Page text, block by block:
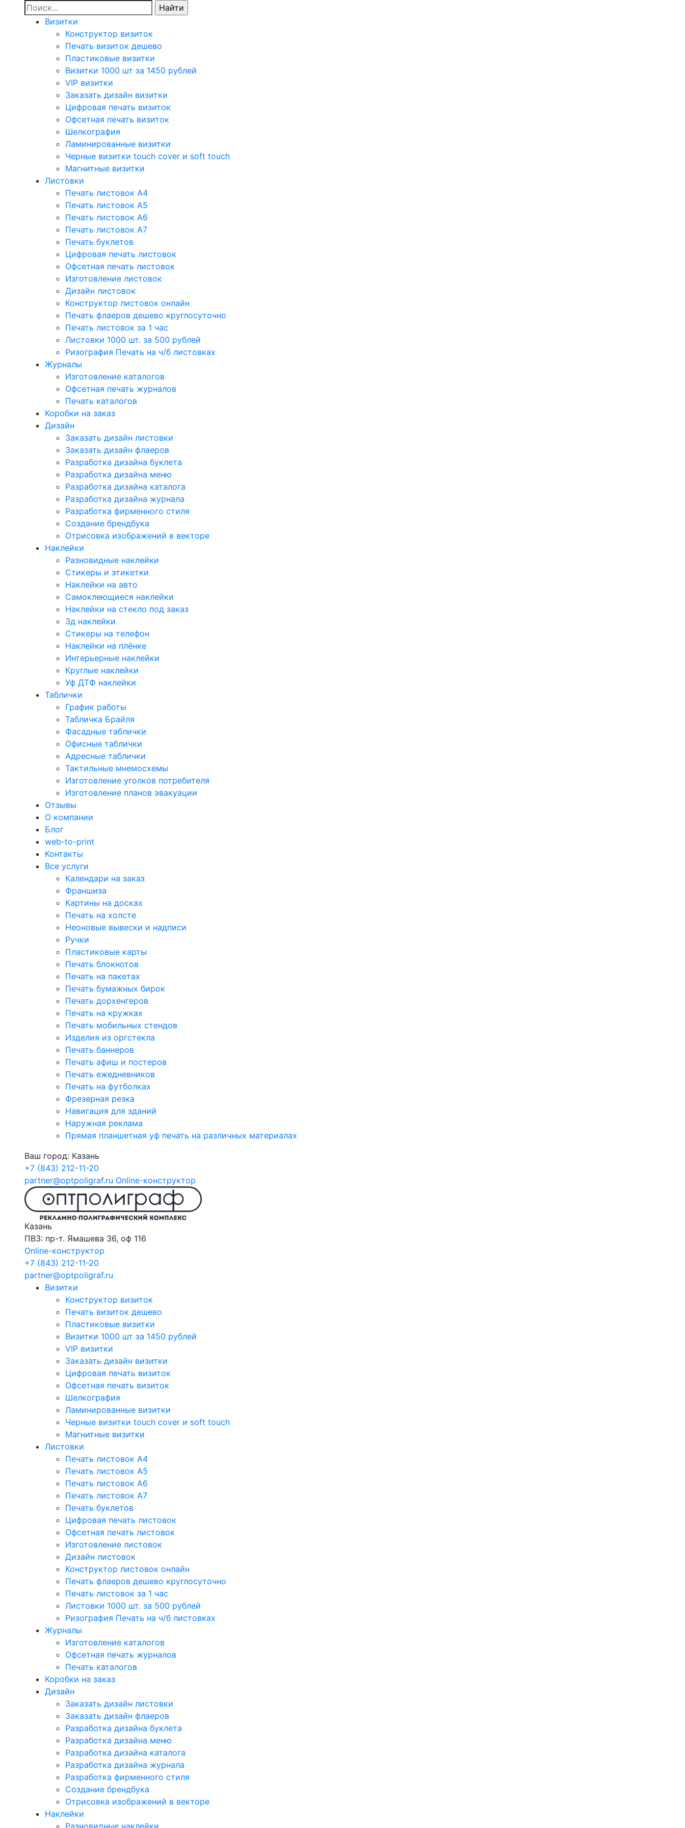
Визитки
Конструктор визиток
Печать визиток дешево
Пластиковые визитки
Визитки 1000 шт за 1450 рублей
VIP визитки
Заказать дизайн визитки
Цифровая печать визиток
Офсетная печать визиток
Шелкография
Ламинированные визитки
Черные визитки touch cover и soft touch
Магнитные визитки
Листовки
Печать листовок А4
Печать листовок А5
Печать листовок А6
Печать листовок А7
Печать буклетов
Цифровая печать листовок
Офсетная печать листовок
Изготовление листовок
Дизайн листовок
Конструктор листовок онлайн
Печать флаеров дешево круглосуточно
Печать листовок за 1 час
Листовки 1000 шт. за 500 рублей
Ризография Печать на ч/б листовках
Журналы
Изготовление каталогов
Офсетная печать журналов
Печать каталогов
Коробки на заказ
Дизайн
Заказать дизайн листовки
Заказать дизайн флаеров
Разработка дизайна буклета
Разработка дизайна меню
Разработка дизайна каталога
Разработка дизайна журнала
Разработка фирменного стиля
Создание брендбука
Отрисовка изображений в векторе
Наклейки
Разновидные наклейки
Стикеры и этикетки
Наклейки на авто
Самоклеющиеся наклейки
Наклейки на стекло под заказ
3д наклейки
Cтикеры на телефон
Наклейки на плёнке
Интерьерные наклейки
Круглые наклейки
Уф ДТФ наклейки
Таблички
График работы
Табличка Брайля
Фасадные таблички
Офисные таблички
Адресные таблички
Тактильные мнемосхемы
Изготовление уголков потребителя
Изготовление планов эвакуации
Отзывы
О компании
Блог
web-to-print
Контакты
Все услуги
Календари на заказ
Франшиза
Картины на досках
Печать на холсте
Неоновые вывески и надписи
Ручки
Пластиковые карты
Печать блокнотов
Печать на пакетах
Печать бумажных бирок
Печать дорхенгеров
Печать на кружках
Печать мобильных стендов
Изделия из оргстекла
Печать баннеров
Печать афиш и постеров
Печать ежедневников
Печать на футболках
Фрезерная резка
Навигация для зданий
Наружная реклама
Прямая планшетная уф печать на различных материалах
Ваш город: Казань
+7 (843) 212-11-20
partner@optpoligraf.ru Online-конструктор
Казань
ПВЗ: пр-т. Ямашева 36, оф 116
Online-конструктор
+7 (843) 212-11-20
partner@optpoligraf.ru
Визитки
Конструктор визиток
Печать визиток дешево
Пластиковые визитки
Визитки 1000 шт за 1450 рублей
VIP визитки
Заказать дизайн визитки
Цифровая печать визиток
Офсетная печать визиток
Шелкография
Ламинированные визитки
Черные визитки touch cover и soft touch
Магнитные визитки
Листовки
Печать листовок А4
Печать листовок А5
Печать листовок А6
Печать листовок А7
Печать буклетов
Цифровая печать листовок
Офсетная печать листовок
Изготовление листовок
Дизайн листовок
Конструктор листовок онлайн
Печать флаеров дешево круглосуточно
Печать листовок за 1 час
Листовки 1000 шт. за 500 рублей
Ризография Печать на ч/б листовках
Журналы
Изготовление каталогов
Офсетная печать журналов
Печать каталогов
Коробки на заказ
Дизайн
Заказать дизайн листовки
Заказать дизайн флаеров
Разработка дизайна буклета
Разработка дизайна меню
Разработка дизайна каталога
Разработка дизайна журнала
Разработка фирменного стиля
Создание брендбука
Отрисовка изображений в векторе
Наклейки
Разновидные наклейки